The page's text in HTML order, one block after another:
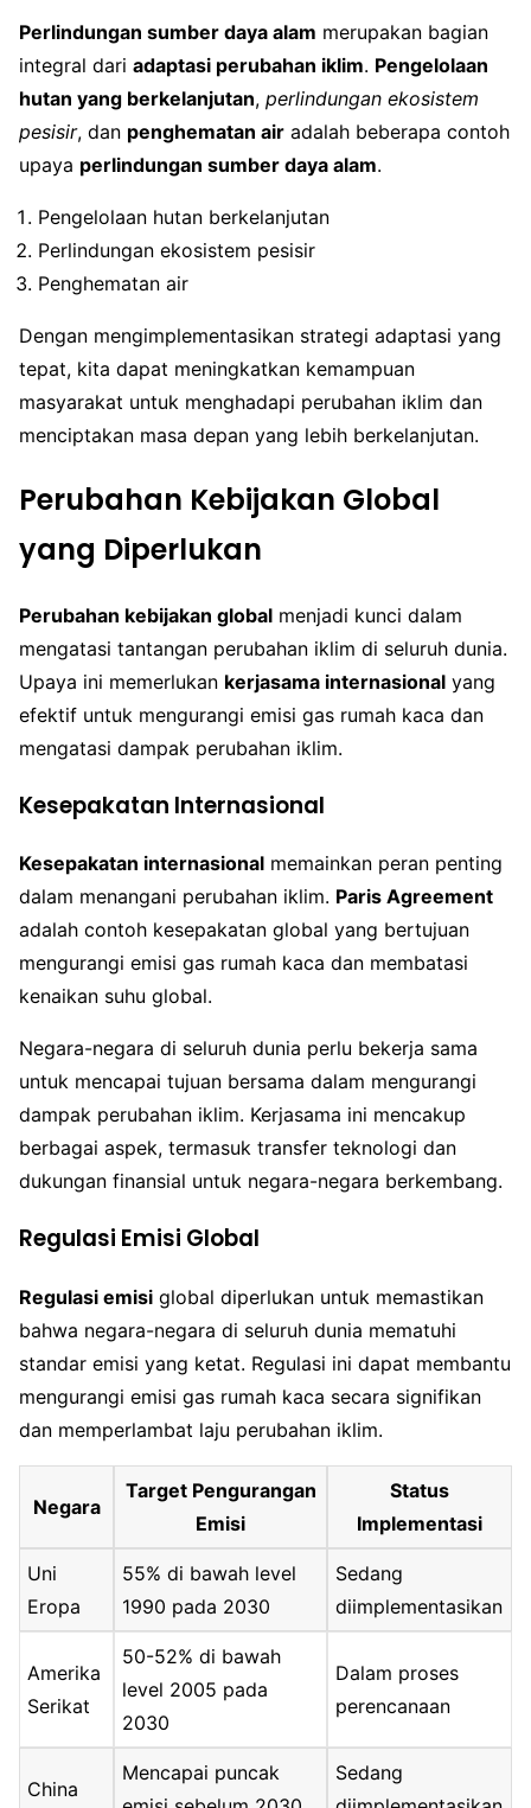
Perlindungan sumber daya alam merupakan bagian
integral dari adaptasi perubahan iklim. Pengelolaan
hutan yang berkelanjutan, perlindungan ekosistem
pesisir, dan penghematan air adalah beberapa contoh
upaya perlindungan sumber daya alam.
Pengelolaan hutan berkelanjutan
Perlindungan ekosistem pesisir
Penghematan air
Dengan mengimplementasikan strategi adaptasi yang
tepat, kita dapat meningkatkan kemampuan
masyarakat untuk menghadapi perubahan iklim dan
menciptakan masa depan yang lebih berkelanjutan.
Perubahan Kebijakan Global
yang Diperlukan
Perubahan kebijakan global menjadi kunci dalam
mengatasi tantangan perubahan iklim di seluruh dunia.
Upaya ini memerlukan kerjasama internasional yang
efektif untuk mengurangi emisi gas rumah kaca dan
mengatasi dampak perubahan iklim.
Kesepakatan Internasional
Kesepakatan internasional memainkan peran penting
dalam menangani perubahan iklim. Paris Agreement
adalah contoh kesepakatan global yang bertujuan
mengurangi emisi gas rumah kaca dan membatasi
kenaikan suhu global.
Negara-negara di seluruh dunia perlu bekerja sama
untuk mencapai tujuan bersama dalam mengurangi
dampak perubahan iklim. Kerjasama ini mencakup
berbagai aspek, termasuk transfer teknologi dan
dukungan finansial untuk negara-negara berkembang.
Regulasi Emisi Global
Regulasi emisi global diperlukan untuk memastikan
bahwa negara-negara di seluruh dunia mematuhi
standar emisi yang ketat. Regulasi ini dapat membantu
mengurangi emisi gas rumah kaca secara signifikan
dan memperlambat laju perubahan iklim.
Negara
Target Pengurangan
Emisi
Status
Implementasi
Uni
Eropa
55% di bawah level
1990 pada 2030
Sedang
diimplementasikan
Amerika
Serikat
50-52% di bawah
level 2005 pada
2030
Dalam proses
perencanaan
China
Mencapai puncak
Sedang